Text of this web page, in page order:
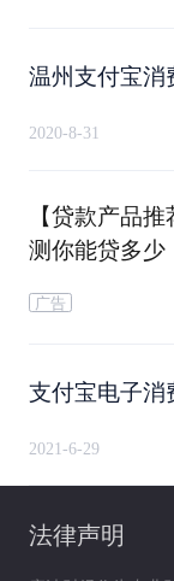
温州支付宝消
2020-8-31
【贷款产品
测你能贷多少
广告
支付宝电子消
2021-6-29
法律声明